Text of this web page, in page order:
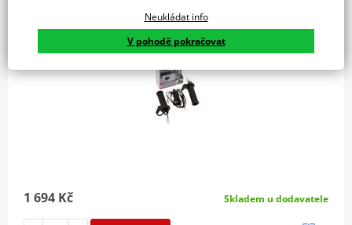
1 694 Kč Skladem u dodavatele
Neukládat info
V pohodě pokračovat